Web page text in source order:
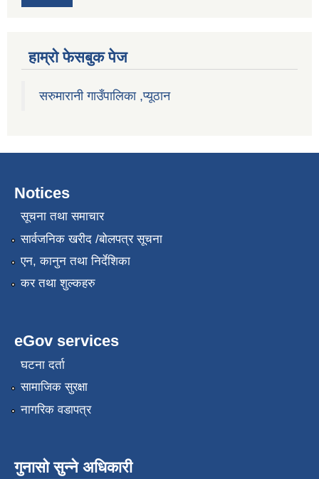
हाम्राे फेसबुक पेज
सरुमारानी गाउँपालिका ,प्यूठान
Notices
सूचना तथा समाचार
सार्वजनिक खरीद /बोलपत्र सूचना
एन, कानुन तथा निर्देशिका
कर तथा शुल्कहरु
eGov services
घटना दर्ता
सामाजिक सुरक्षा
नागरिक वडापत्र
गुनासो सुन्ने अधिकारी